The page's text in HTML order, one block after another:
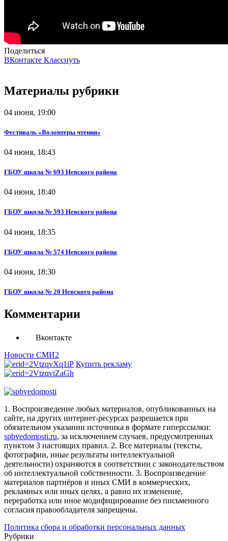
Поделиться
ВКонтакте Класснуть
Материалы рубрики
04 июня, 19:00
Фестиваль «Волонтеры чтения»
04 июня, 18:43
ГБОУ школа № 693 Невского района
04 июня, 18:40
ГБОУ школа № 593 Невского района
04 июня, 18:35
ГБОУ школа № 574 Невского района
04 июня, 18:30
ГБОУ школа № 20 Невского района
Комментарии
Вконтакте
Новости СМИ2
Купить рекламу
1. Воспроизведение любых материалов, опубликованных на
сайте, на других интернет-ресурсах разрешается при
обязательном указании источника в формате гиперссылки:
spbvedomosti.ru, за исключением случаев, предусмотренных
пунктом 3 настоящих правил. 2. Все материалы (тексты,
фотографии, иные результаты интеллектуальной
деятельности) охраняются в соответствии с законодательством
об интеллектуальной собственности. 3. Воспроизведение
материалов партнёров и иных СМИ в коммерческих,
рекламных или иных целях, а равно их изменение,
переработка или иное модифицирование без письменного
согласия правообладателя запрещены.
Политика сбора и обработки персональных данных
Рубрики